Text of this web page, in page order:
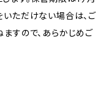
いただけない場合は、ご
すので、あらかじめご